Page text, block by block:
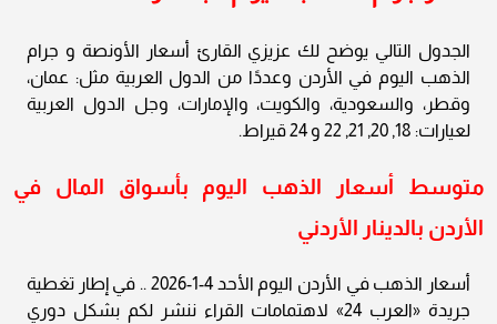
الجدول التالي يوضح لك عزيزي القارئ أسعار الأونصة و جرام
الذهب اليوم في الأردن وعددًا من الدول العربية مثل: عمان،
وقطر، والسعودية، والكويت، والإمارات، وجل الدول العربية
لعيارات: 18, 20, 21, 22 و 24 قيراط.
متوسط أسعار الذهب اليوم بأسواق المال في
الأردن بالدينار الأردني
أسعار الذهب في الأردن اليوم الأحد 4-1-2026 .. في إطار تغطية
جريدة «العرب 24» لاهتمامات القراء ننشر لكم بشكل دوري